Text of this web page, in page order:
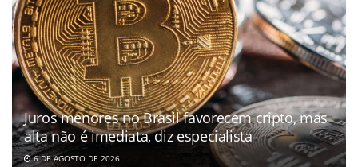
Juros menores no Brasil favorecem cripto, mas
alta não é imediata, diz especialista
6 DE AGOSTO DE 2026